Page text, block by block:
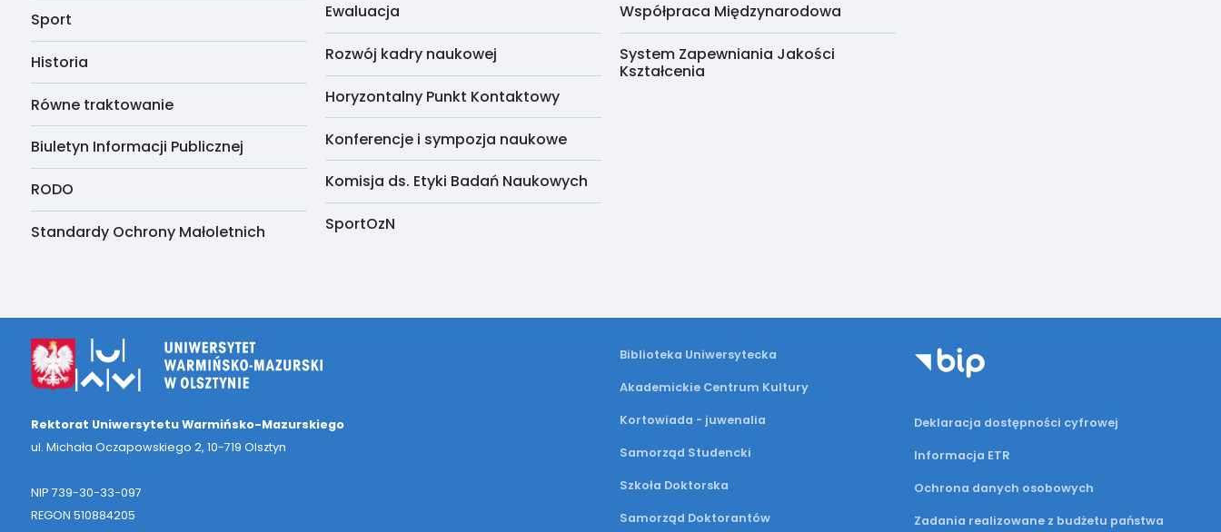
Sport
Historia
Równe traktowanie
Biuletyn Informacji Publicznej
RODO
Standardy Ochrony Małoletnich
Ewaluacja
Rozwój kadry naukowej
Horyzontalny Punkt Kontaktowy
Konferencje i sympozja naukowe
Komisja ds. Etyki Badań Naukowych
SportOzN
Współpraca Międzynarodowa
System Zapewniania Jakości
Kształcenia
Rektorat Uniwersytetu Warmińsko-Mazurskiego
ul. Michała Oczapowskiego 2, 10-719 Olsztyn
NIP 739-30-33-097
REGON 510884205
Biblioteka Uniwersytecka
Akademickie Centrum Kultury
Kortowiada - juwenalia
Samorząd Studencki
Szkoła Doktorska
Samorząd Doktorantów
Deklaracja dostępności cyfrowej
Informacja ETR
Ochrona danych osobowych
Zadania realizowane z budżetu państwa